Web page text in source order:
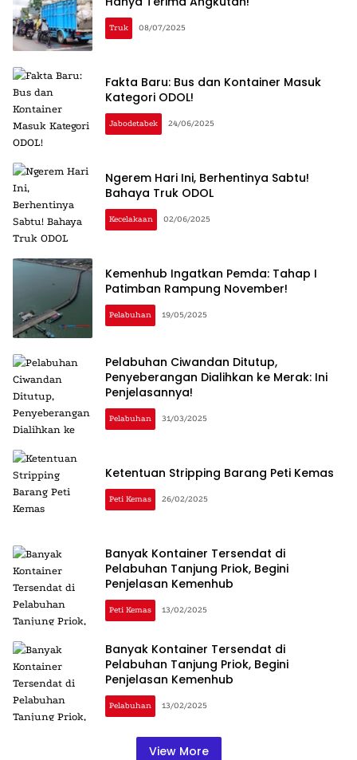
Truk 08/07/2025
Fakta Baru: Bus dan Kontainer Masuk
Kategori ODOL!
Jabodetabek 24/06/2025
Ngerem Hari Ini, Berhentinya Sabtu!
Bahaya Truk ODOL
Kecelakaan 02/06/2025
Kemenhub Ingatkan Pemda: Tahap I
Patimban Rampung November!
Pelabuhan 19/05/2025
Pelabuhan Ciwandan Ditutup,
Penyeberangan Dialihkan ke Merak: Ini
Penjelasannya!
Pelabuhan 31/03/2025
Ketentuan Stripping Barang Peti Kemas
Peti Kemas 26/02/2025
Banyak Kontainer Tersendat di
Pelabuhan Tanjung Priok, Begini
Penjelasan Kemenhub
Peti Kemas 13/02/2025
Banyak Kontainer Tersendat di
Pelabuhan Tanjung Priok, Begini
Penjelasan Kemenhub
Pelabuhan 13/02/2025
View More